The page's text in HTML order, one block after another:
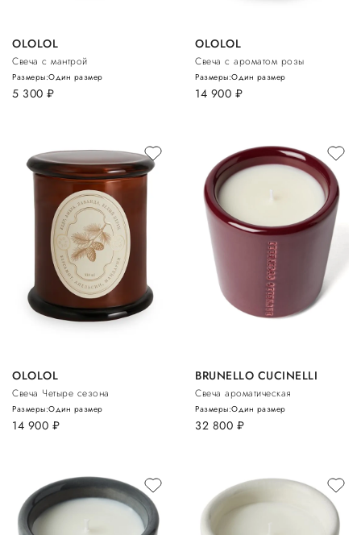
OLOLOL
Свеча с мантрой
5 300 руб.
Размеры:Один размер
OLOLOL
Свеча с ароматом розы
14 900 руб.
Размеры:Один размер
OLOLOL
Свеча Четыре сезона
14 900 руб.
Размеры:Один размер
BRUNELLO CUCINELLI
Свеча ароматическая
32 800 руб.
Размеры:Один размер